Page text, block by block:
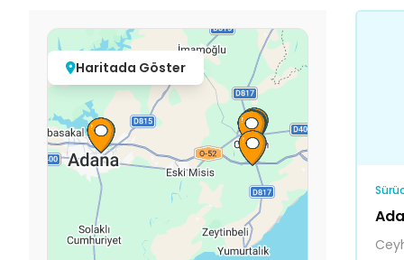
Haritada Göster